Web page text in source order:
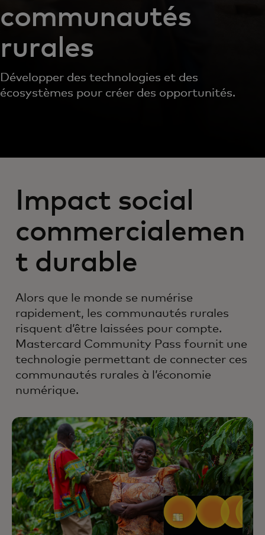
communautés
rurales
Développer des technologies et des
écosystèmes pour créer des opportunités.
Impact social
commercialemen
t durable
Alors que le monde se numérise
rapidement, les communautés rurales
risquent d’être laissées pour compte.
Mastercard Community Pass fournit une
technologie permettant de connecter ces
communautés rurales à l’économie
numérique.